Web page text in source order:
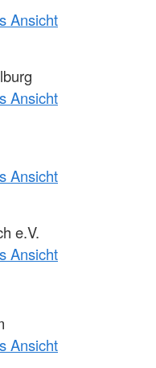
Ansicht
Ansicht
Ansicht
e.V.
Ansicht
Ansicht